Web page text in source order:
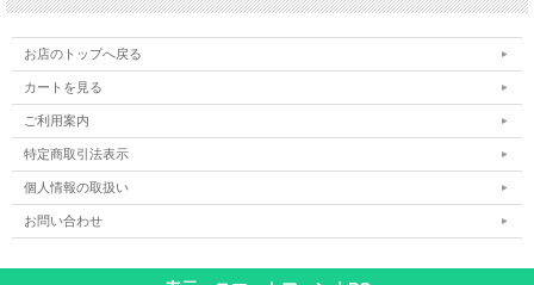
お店のトップへ戻る
カートを見る
ご利用案内
特定商取引法表示
個人情報の取扱い
お問い合わせ